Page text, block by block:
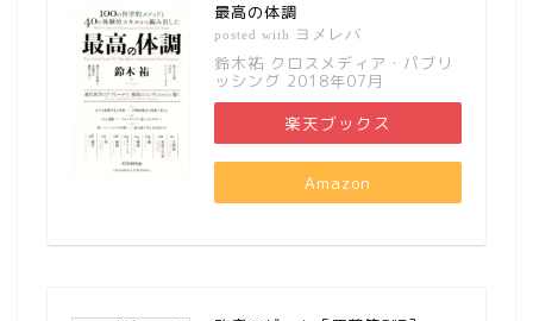
最高の体調
posted with ヨメレバ
鈴木祐 クロスメディア・パブリ
ッシング 2018年07月
楽天ブックス
Amazon